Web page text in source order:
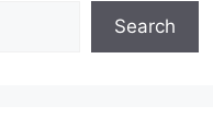
Search